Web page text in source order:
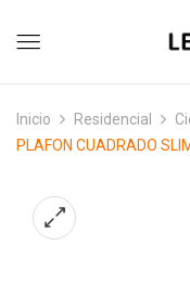
Inicio Residencial
PLAFON CUADRADO